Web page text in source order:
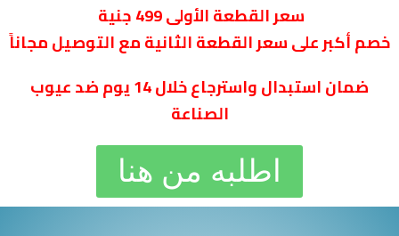
سعر القطعة الأولى 499 جنية
خصم أكبر على سعر القطعة الثانية مع التوصيل مجاناً
ضمان استبدال واسترجاع خلال 14 يوم ضد عيوب
الصناعة
اطلبه من هنا